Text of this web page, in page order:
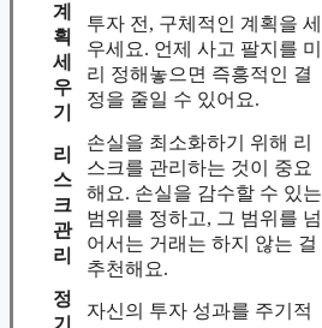
계
획
세
우
기
투자 전, 구체적인 계획을 세
우세요. 언제 사고 팔지를 미
리 정해놓으면 즉흥적인 결
정을 줄일 수 있어요.
리
스
크
관
리
손실을 최소화하기 위해 리
스크를 관리하는 것이 중요
해요. 손실을 감수할 수 있는
범위를 정하고, 그 범위를 넘
어서는 거래는 하지 않는 걸
추천해요.
정
자신의 투자 성과를 주기적